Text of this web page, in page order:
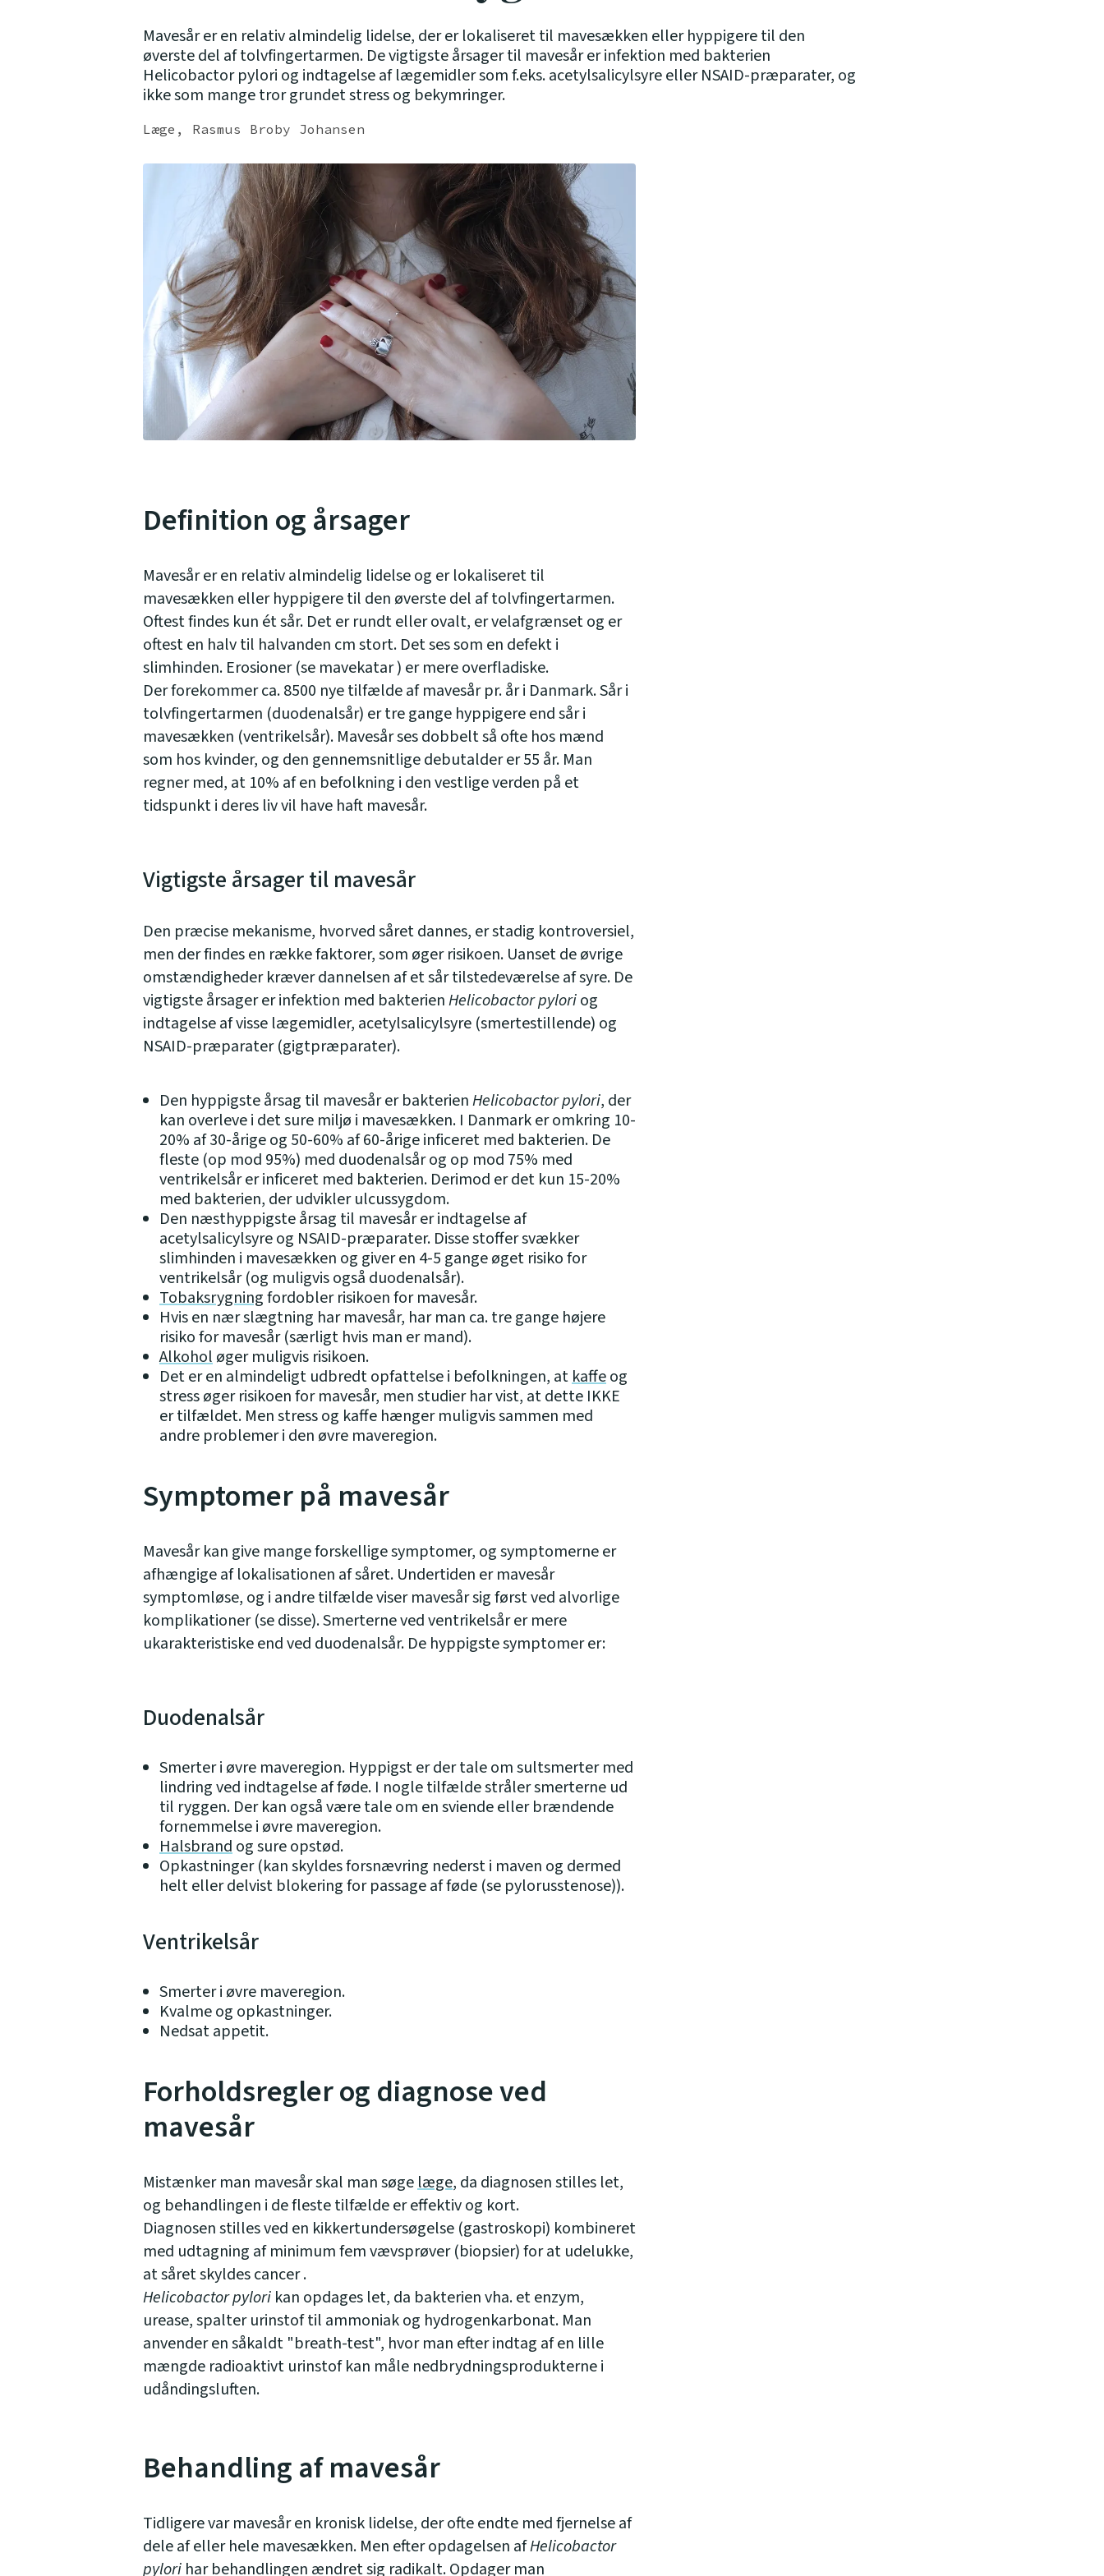
Mavesår er en relativ almindelig lidelse, der er lokaliseret til mavesækken eller hyppigere til den
øverste del af tolvfingertarmen. De vigtigste årsager til mavesår er infektion med bakterien
Helicobactor pylori og indtagelse af lægemidler som f.eks. acetylsalicylsyre eller NSAID-præparater, og
ikke som mange tror grundet stress og bekymringer.
Læge, Rasmus Broby Johansen
Definition og årsager
Mavesår er en relativ almindelig lidelse og er lokaliseret til
mavesækken eller hyppigere til den øverste del af tolvfingertarmen.
Oftest findes kun ét sår. Det er rundt eller ovalt, er velafgrænset og er
oftest en halv til halvanden cm stort. Det ses som en defekt i
slimhinden. Erosioner (se mavekatar ) er mere overfladiske.
Der forekommer ca. 8500 nye tilfælde af mavesår pr. år i Danmark. Sår i
tolvfingertarmen (duodenalsår) er tre gange hyppigere end sår i
mavesækken (ventrikelsår). Mavesår ses dobbelt så ofte hos mænd
som hos kvinder, og den gennemsnitlige debutalder er 55 år. Man
regner med, at 10% af en befolkning i den vestlige verden på et
tidspunkt i deres liv vil have haft mavesår.
Vigtigste årsager til mavesår
Den præcise mekanisme, hvorved såret dannes, er stadig kontroversiel,
men der findes en række faktorer, som øger risikoen. Uanset de øvrige
omstændigheder kræver dannelsen af et sår tilstedeværelse af syre. De
vigtigste årsager er infektion med bakterienHelicobactorpyloriog
indtagelse af visse lægemidler, acetylsalicylsyre (smertestillende) og
NSAID-præparater (gigtpræparater).
Den hyppigste årsag til mavesår er bakterienHelicobactorpylori, der
kan overleve i det sure miljø i mavesækken. I Danmark er omkring 10-
20% af 30-årige og 50-60% af 60-årige inficeret med bakterien. De
fleste (op mod 95%) med duodenalsår og op mod 75% med
ventrikelsår er inficeret med bakterien. Derimod er det kun 15-20%
med bakterien, der udvikler ulcussygdom.
Den næsthyppigste årsag til mavesår er indtagelse af
acetylsalicylsyre og NSAID-præparater. Disse stoffer svækker
slimhinden i mavesækken og giver en 4-5 gange øget risiko for
ventrikelsår (og muligvis også duodenalsår).
Tobaksrygningfordobler risikoen for mavesår.
Hvis en nær slægtning har mavesår, har man ca. tre gange højere
risiko for mavesår (særligt hvis man er mand).
Alkoholøger muligvis risikoen.
Det er en almindeligt udbredt opfattelse i befolkningen, atkaffeog
stress øger risikoen for mavesår, men studier har vist, at dette IKKE
er tilfældet. Men stress og kaffe hænger muligvis sammen med
andre problemer i den øvre maveregion.
Symptomer på mavesår
Mavesår kan give mange forskellige symptomer, og symptomerne er
afhængige af lokalisationen af såret. Undertiden er mavesår
symptomløse, og i andre tilfælde viser mavesår sig først ved alvorlige
komplikationer (se disse). Smerterne ved ventrikelsår er mere
ukarakteristiske end ved duodenalsår. De hyppigste symptomer er:
Duodenalsår
Smerter i øvre maveregion. Hyppigst er der tale om sultsmerter med
lindring ved indtagelse af føde. I nogle tilfælde stråler smerterne ud
til ryggen. Der kan også være tale om en sviende eller brændende
fornemmelse i øvre maveregion.
Halsbrandog sure opstød.
Opkastninger (kan skyldes forsnævring nederst i maven og dermed
helt eller delvist blokering for passage af føde (se pylorusstenose)).
Ventrikelsår
Smerter i øvre maveregion.
Kvalme og opkastninger.
Nedsat appetit.
Forholdsregler og diagnose ved
mavesår
Mistænker man mavesår skal man søgelæge, da diagnosen stilles let,
og behandlingen i de fleste tilfælde er effektiv og kort.
Diagnosen stilles ved en kikkertundersøgelse (gastroskopi) kombineret
med udtagning af minimum fem vævsprøver (biopsier) for at udelukke,
at såret skyldes cancer .
Helicobactorpylori kan opdages let, da bakterien vha. et enzym,
urease, spalter urinstof til ammoniak og hydrogenkarbonat. Man
anvender en såkaldt "breath-test", hvor man efter indtag af en lille
mængde radioaktivt urinstof kan måle nedbrydningsprodukterne i
udåndingsluften.
Behandling af mavesår
Tidligere var mavesår en kronisk lidelse, der ofte endte med fjernelse af
dele af eller hele mavesækken. Men efter opdagelsen afHelicobactor
pylori har behandlingen ændret sig radikalt. Opdager man